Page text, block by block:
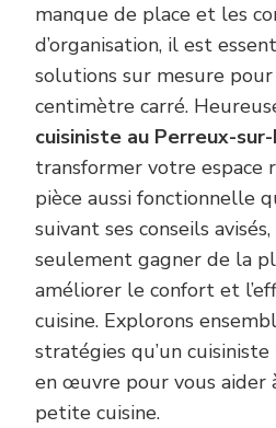
manque de place et les
d’organisation, il est
solutions sur mesure
centimètre carré.
cuisiniste au Perreux-
transformer votre espace
pièce aussi fonctionnelle
suivant ses conseils
seulement gagner de la
améliorer le confort et
cuisine. Explorons
stratégies qu’un
en œuvre pour vous aider
petite cuisine.